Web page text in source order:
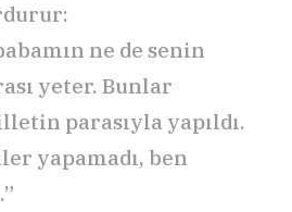
ne de senin
yeter. Bunlar
parasıyla yapıldı.
yapamadı, ben